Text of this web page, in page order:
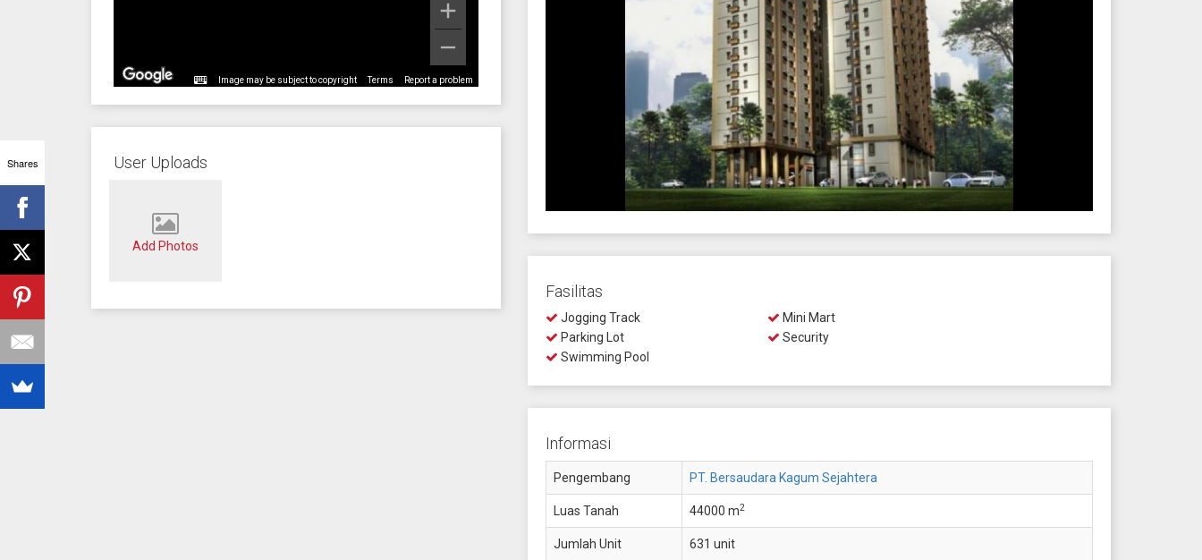
Fasilitas
Jogging Track
Mini Mart
Parking Lot
Security
Swimming Pool
Informasi
Pengembang PT. Bersaudara Kagum Sejahtera
Luas Tanah 44000 m2
Jumlah Unit 631 unit
Image may be subject to copyright Terms Report a problem
User Uploads
Add Photos
Shares